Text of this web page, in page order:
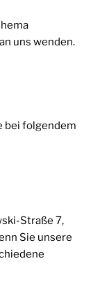
uns wenden.
bei folgendem
Straße 7,
Sie unsere